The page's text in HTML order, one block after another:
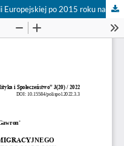
Wpływ kryzysu migracyjnego w Unii Europejskiej po 2015 roku na kierunek i zakres aktywności Fronteksu